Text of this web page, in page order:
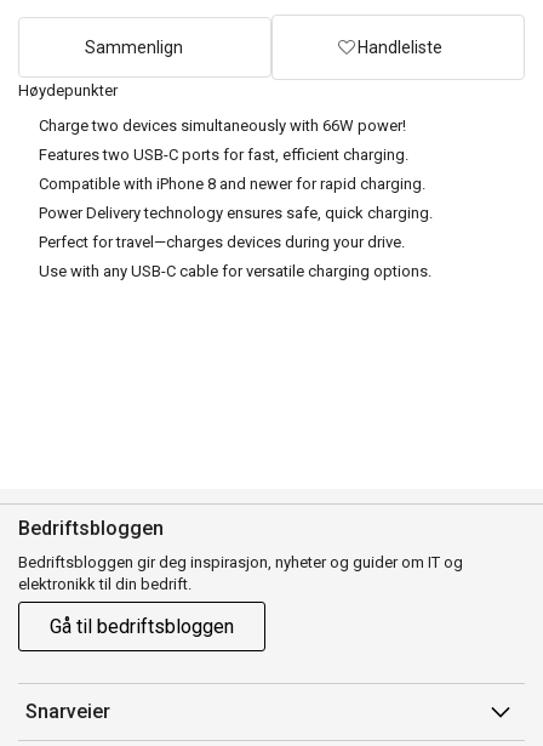
Høydepunkter
Charge two devices simultaneously with 66W power!
Features two USB-C ports for fast, efficient charging.
Compatible with iPhone 8 and newer for rapid charging.
Power Delivery technology ensures safe, quick charging.
Perfect for travel—charges devices during your drive.
Use with any USB-C cable for versatile charging options.
Sammenlign Handleliste
Bedriftsbloggen
Bedriftsbloggen gir deg inspirasjon, nyheter og guider om IT og
elektronikk til din bedrift.
Gå til bedriftsbloggen
Snarveier